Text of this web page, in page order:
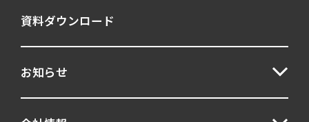
資料ダウンロード
お知らせ